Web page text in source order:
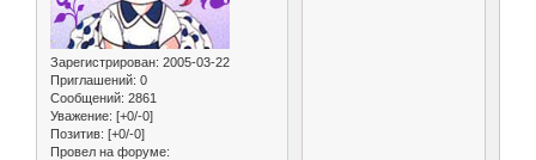
Зарегистрирован: 2005-03-22
Приглашений: 0
Сообщений: 2861
Уважение: [+0/-0]
Позитив: [+0/-0]
Провел на форуме: